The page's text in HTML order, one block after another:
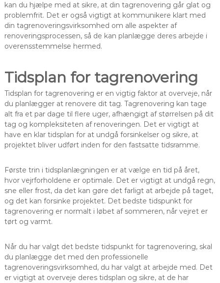
kan du hjælpe med at sikre, at din tagrenovering går glat og
problemfrit. Det er også vigtigt at kommunikere klart med
din tagrenoveringsvirksomhed om alle aspekter af
renoveringsprocessen, så de kan planlægge deres arbejde i
overensstemmelse hermed.
Tidsplan for tagrenovering
Tidsplan for tagrenovering er en vigtig faktor at overveje, når
du planlægger at renovere dit tag. Tagrenovering kan tage
alt fra et par dage til flere uger, afhængigt af størrelsen på dit
tag og kompleksiteten af ​​renoveringen. Det er vigtigt at
have en klar tidsplan for at undgå forsinkelser og sikre, at
projektet bliver udført inden for den fastsatte tidsramme.
Første trin i tidsplanlægningen er at vælge en tid på året,
hvor vejrforholdene er optimale. Det er vigtigt at undgå regn,
sne eller frost, da det kan gøre det farligt at arbejde på taget,
og det kan forsinke projektet. Det bedste tidspunkt for
tagrenovering er normalt i løbet af sommeren, når vejret er
tørt og varmt.
Når du har valgt det bedste tidspunkt for tagrenovering, skal
du planlægge det med den professionelle
tagrenoveringsvirksomhed, du har valgt at arbejde med. Det
er vigtigt at overveje deres tidsplan og sikre, at de har